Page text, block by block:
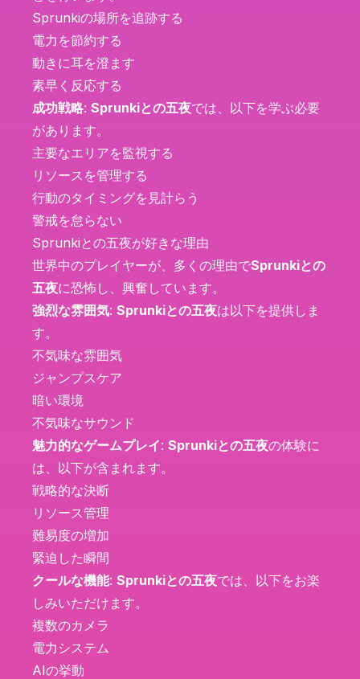
Sprunkiの場所を追跡する
電力を節約する
動きに耳を澄ます
素早く反応する
成功戦略: Sprunkiとの五夜では、以下を学ぶ必要
があります。
主要なエリアを監視する
リソースを管理する
行動のタイミングを見計らう
警戒を怠らない
Sprunkiとの五夜が好きな理由
世界中のプレイヤーが、多くの理由でSprunkiとの
五夜に恐怖し、興奮しています。
強烈な雰囲気: Sprunkiとの五夜は以下を提供しま
す。
不気味な雰囲気
ジャンプスケア
暗い環境
不気味なサウンド
魅力的なゲームプレイ: Sprunkiとの五夜の体験に
は、以下が含まれます。
戦略的な決断
リソース管理
難易度の増加
緊迫した瞬間
クールな機能: Sprunkiとの五夜では、以下をお楽
しみいただけます。
複数のカメラ
電力システム
AIの挙動